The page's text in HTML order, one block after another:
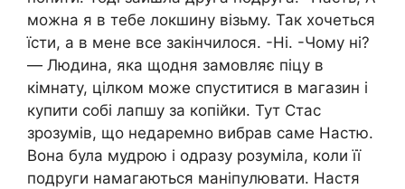
можна я в тебе локшину візьму. Так хочеться
їсти, а в мене все закінчилося. -Ні. -Чому ні?
— Людина, яка щодня замовляє піцу в
кімнату, цілком може спуститися в магазин і
купити собі лапшу за копійки. Тут Стас
зрозумів, що недаремно вибрав саме Настю.
Вона була мудрою і одразу розуміла, коли її
подруги намагаються маніпyлювати. Настя